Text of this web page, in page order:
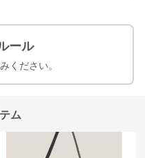
ール
ください。
ム